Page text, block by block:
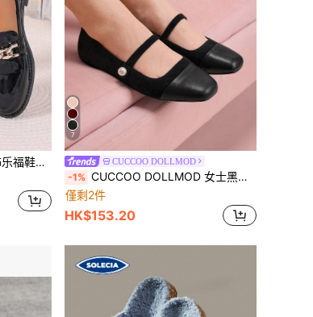
纯色乐福鞋
7
CUCCOO DOLLMOD
-1% CUCCOO DOLLMOD 女士黑色方头仿珍珠装饰玛丽珍平底鞋，舒适百搭，适合通勤、聚会、购物等场合，春季鞋履
僅剩2件
HK$153.20